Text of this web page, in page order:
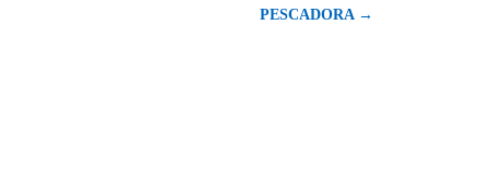
PESCADORA →